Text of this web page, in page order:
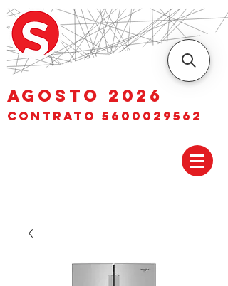
AGOSTO 2026
Contrato 5600029562